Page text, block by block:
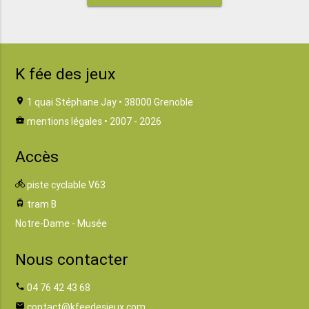
K fée des jeux
location_on 1 quai Stéphane Jay • 38000 Grenoble
business_center mentions légales • 2007 - 2026
Accès
directions_bike piste cyclable V63
tram tram B
Notre-Dame - Musée
Nous contacter
phone 04 76 42 43 68
email